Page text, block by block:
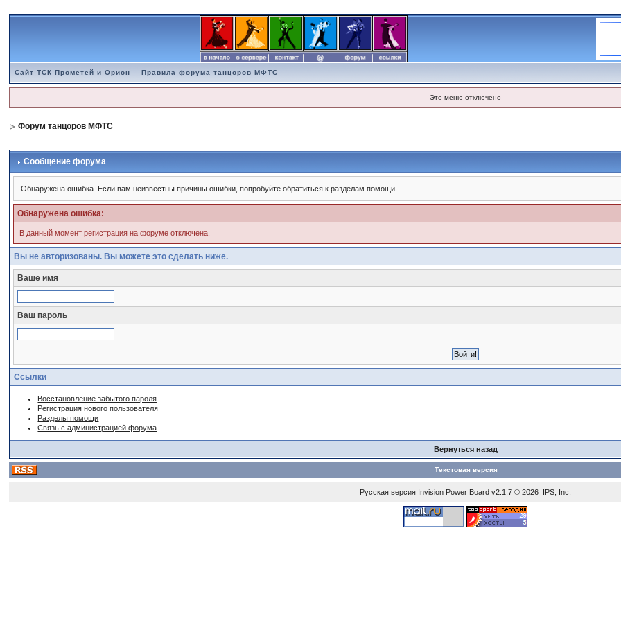
Сайт ТСК Прометей и Орион Правила форума танцоров МФТС
Это меню отключено
Форум танцоров МФТС
Сообщение форума
Обнаружена ошибка. Если вам неизвестны причины ошибки, попробуйте обратиться к разделам помощи.
Обнаружена ошибка:
В данный момент регистрация на форуме отключена.
Вы не авторизованы. Вы можете это сделать ниже.
Ваше имя
Ваш пароль
Ссылки
Восстановление забытого пароля
Регистрация нового пользователя
Разделы помощи
Связь с администрацией форума
Вернуться назад
Текстовая версия
Русская версия Invision Power Board v2.1.7 © 2026 IPS, Inc.